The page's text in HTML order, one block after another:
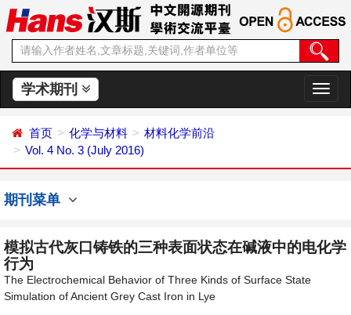
学术期刊
切
换
首页 化学与材料
材料化学前沿
Vol. 4 No. 3 (July 2016)
期刊菜单
模拟古代灰口铸铁的三种表面状态在碱液中的电化学
行为
The Electrochemical Behavior of Three Kinds of Surface State
Simulation of Ancient Grey Cast Iron in Lye